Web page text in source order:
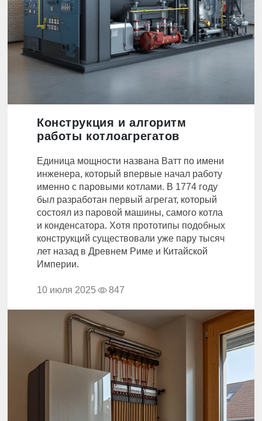
Конструкция и алгоритм
работы котлоагрегатов
Единица мощности названа Ватт по имени
инженера, который впервые начал работу
именно с паровыми котлами. В 1774 году
был разработан первый агрегат, который
состоял из паровой машины, самого котла
и конденсатора. Хотя прототипы подобных
конструкций существовали уже пару тысяч
лет назад в Древнем Риме и Китайской
Империи.
10 июля 2025 847